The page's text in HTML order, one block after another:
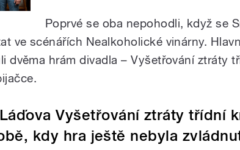
Poprvé se oba nepohodli, když se
ve scénářích Nealkoholické vinárny.
dvěma hrám divadla – Vyšetřování ztráty
Vyšetřování ztráty třídní
kdy hra ještě nebyla